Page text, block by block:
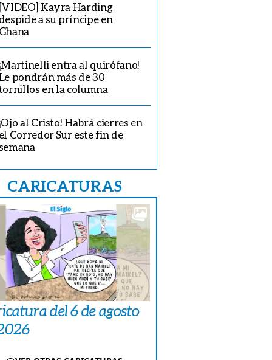
[VIDEO] Kayra Harding
despide a su príncipe en
Ghana
entra al quirófano!
pondrán más de 30
en la columna
al Cristo! Habrá cierres en
el Corredor Sur este fin de
semana
CARICATURAS
del 6 de agosto